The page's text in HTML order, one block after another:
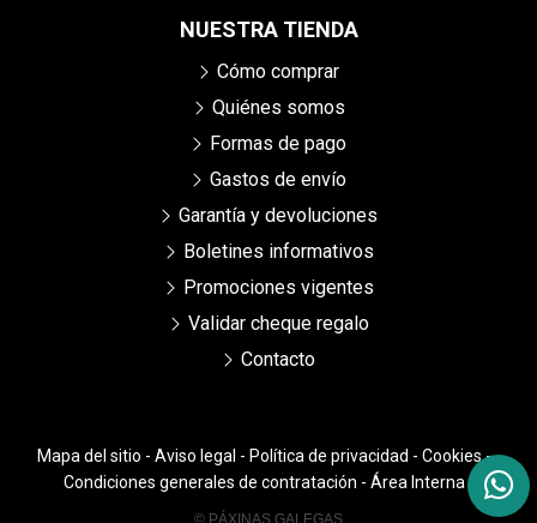
NUESTRA TIENDA
Cómo comprar
Quiénes somos
Formas de pago
Gastos de envío
Garantía y devoluciones
Boletines informativos
Promociones vigentes
Validar cheque regalo
Contacto
Mapa del sitio - Aviso legal - Política de privacidad - Cookies-
Condiciones generales de contratación - Área Interna
© PÁXINAS GALEGAS